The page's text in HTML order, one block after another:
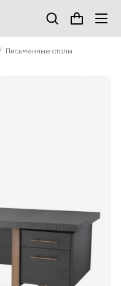
Письменные столы